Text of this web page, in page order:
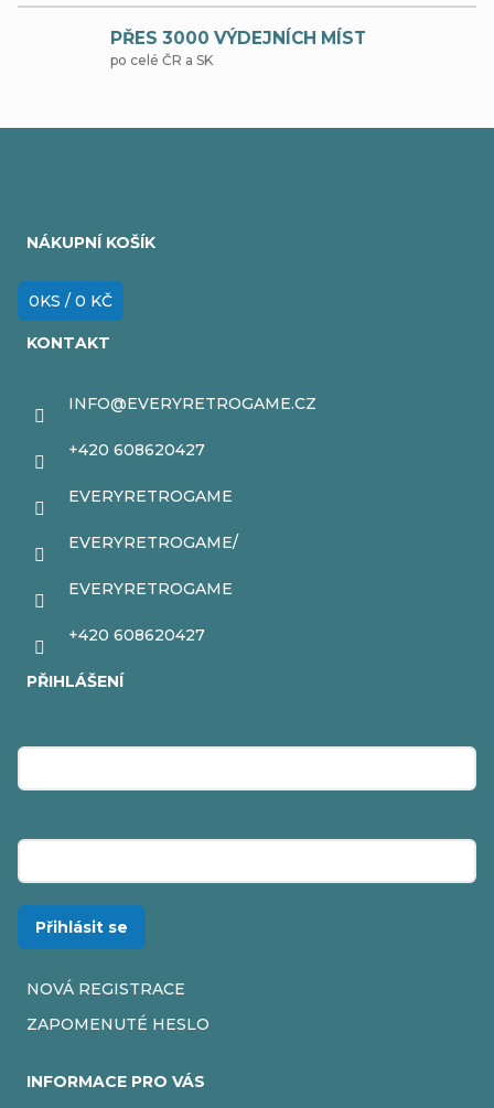
y
PŘES 3000 VÝDEJNÍCH MÍST
po celé ČR a SK
NÁKUPNÍ KOŠÍK
0KS / 0 KČ
KONTAKT
INFO@EVERYRETROGAME.CZ
+420 608620427
EVERYRETROGAME
EVERYRETROGAME/
EVERYRETROGAME
+420 608620427
PŘIHLÁŠENÍ
Přihlásit se
NOVÁ REGISTRACE
ZAPOMENUTÉ HESLO
INFORMACE PRO VÁS